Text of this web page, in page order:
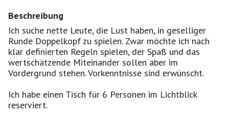
Beschreibung
Ich suche nette Leute, die Lust haben, in geselliger
Runde Doppelkopf zu spielen. Zwar möchte ich nach
klar definierten Regeln spielen, der Spaß und das
wertschätzende Miteinander sollen aber im
Vordergrund stehen. Vorkenntnisse sind erwünscht.
Ich habe einen Tisch für 6 Personen im Lichtblick
reserviert.